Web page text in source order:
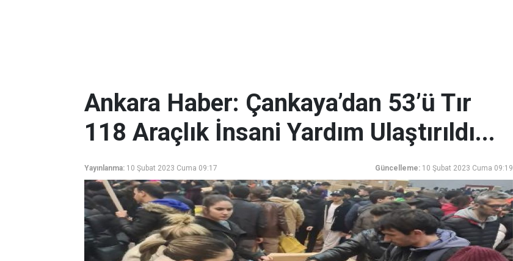
Ankara Haber: Çankaya’dan 53’ü Tır
118 Araçlık İnsani Yardım Ulaştırıldı...
Yayınlanma: 10 Şubat 2023 Cuma 09:17 Güncelleme: 10 Şubat 2023 Cuma 09:19